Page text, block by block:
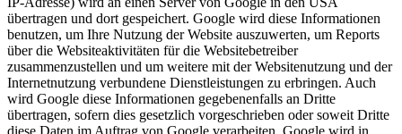
übertragen und dort gespeichert. Google wird diese Informationen
benutzen, um Ihre Nutzung der Website auszuwerten, um Reports
über die Websiteaktivitäten für die Websitebetreiber
zusammenzustellen und um weitere mit der Websitenutzung und der
Internetnutzung verbundene Dienstleistungen zu erbringen. Auch
wird Google diese Informationen gegebenenfalls an Dritte
übertragen, sofern dies gesetzlich vorgeschrieben oder soweit Dritte
diese Daten im Auftrag von Google verarbeiten. Google wird in